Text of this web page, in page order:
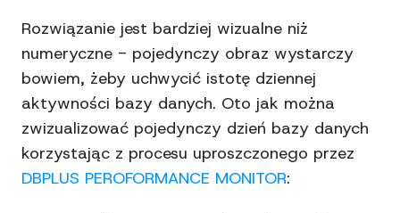
Rozwiązanie jest bardziej wizualne niż
numeryczne - pojedynczy obraz wystarczy
bowiem, żeby uchwycić istotę dziennej
aktywności bazy danych. Oto jak można
zwizualizować pojedynczy dzień bazy danych
korzystając z procesu uproszczonego przez
DBPLUS PEROFORMANCE MONITOR: